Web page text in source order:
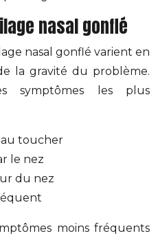
nasal gonflé
nasal gonflé varient en
la gravité du problème.
symptômes les plus
toucher
le nez
du nez
moins fréquents